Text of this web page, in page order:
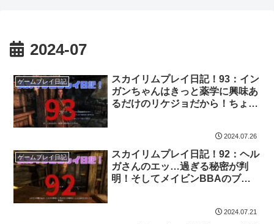
2024-07
ゲームプレイ日記
スカイリムプレイ日記！93：イン
ガンちゃんはきっと薬学に興味あ
るだけのリケジョだから！ちょっ
2024.07.26
ゲームプレイ日記
スカイリムプレイ日記！92：ヘル
ガさんのエッ…過ぎる秘密が判
明！そしてメイビンBBAのブラ
2024.07.21